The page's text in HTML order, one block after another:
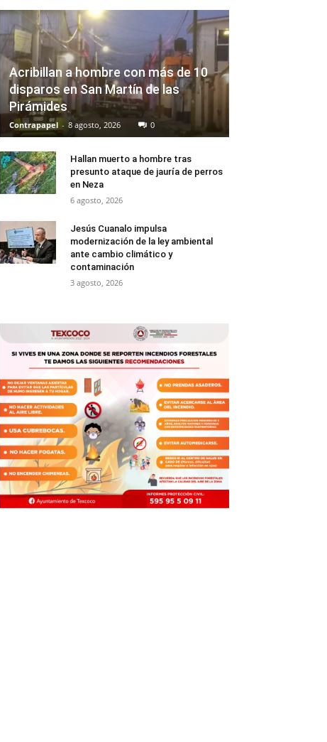
Acribillan a hombre con más de 10
disparos en San Martín de las
Pirámides
Contrapapel - 8 agosto, 2026 0
Hallan muerto a hombre tras
presunto ataque de jauría de perros
en Neza
6 agosto, 2026
Jesús Cuanalo impulsa
modernización de la ley ambiental
ante cambio climático y
contaminación
3 agosto, 2026